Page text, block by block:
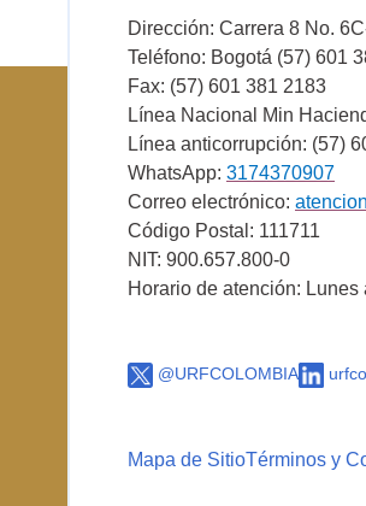
Dirección: Carrera 8 No.
Teléfono: Bogotá (57) 601
Fax: (57) 601 381 2183
Línea Nacional Min
Línea anticorrupción: (57)
WhatsApp: 3174370907
Correo electrónico:
Código Postal: 111711
NIT: 900.657.800-0
Horario de atención:
@URFCOLOMBIA
Mapa de SitioTérminos y